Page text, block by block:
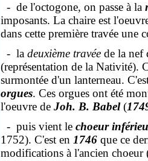
- de l'octogone, on passe à la
imposants. La chaire est
dans cette première travée une
- la deuxième travée de la nef
(représentation de la Nativité).
surmontée d'un lanterneau.
orgues. Ces orgues ont été
l'oeuvre de Joh. B. Babel(
- puis vient le choeur
1752). C'est en 1746 que ce
modifications à l'ancien choeur